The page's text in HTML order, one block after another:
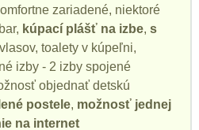
zariadené, niektoré
kúpací plášť na izbe, s
toalety v kúpeľni,
izby - 2 izby spojené
objednať detskú
postele, možnosť jednej
na internet